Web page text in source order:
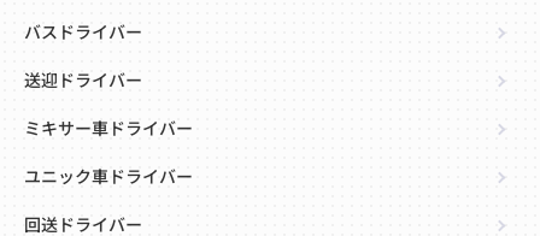
バスドライバー
送迎ドライバー
ミキサー車ドライバー
ユニック車ドライバー
回送ドライバー